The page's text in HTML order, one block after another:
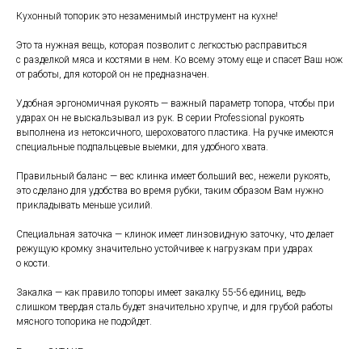
Кухонный топорик это незаменимый инструмент на кухне!
Это та нужная вещь, которая позволит с легкостью расправиться
с разделкой мяса и костями в нем. Ко всему этому еще и спасет Ваш нож
от работы, для которой он не предназначен.
Удобная эргономичная рукоять — важный параметр топора, чтобы при
ударах он не выскальзывал из рук. В серии Professional рукоять
выполнена из нетоксичного, шероховатого пластика. На ручке имеются
специальные подпальцевые выемки, для удобного хвата.
Правильный баланс — вес клинка имеет больший вес, нежели рукоять,
это сделано для удобства во время рубки, таким образом Вам нужно
прикладывать меньше усилий.
Специальная заточка — клинок имеет линзовидную заточку, что делает
режущую кромку значительно устойчивее к нагрузкам при ударах
о кости.
Закалка — как правило топоры имеет закалку 55-56 единиц, ведь
слишком твердая сталь будет значительно хрупче, и для грубой работы
мясного топорика не подойдет.